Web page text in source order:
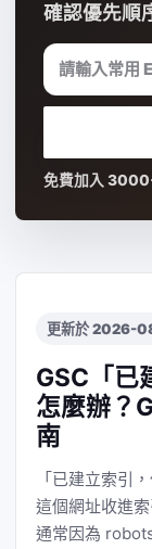
確認優先順
請輸入常用
免費加入
更新於 2026-
GSC「已
怎麼辦？
南
「已建立索引
這個網址收進
通常因為